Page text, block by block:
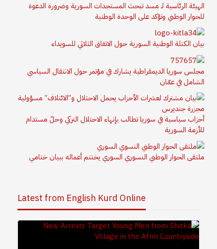
الهيئة الرئاسية لـ مسد تبحث المستجدات السورية وضرورة الدعوة
للحوار الوطني وتؤكد على الوحدة الوطنية
بيان الكتلة الوطنية السورية حول الاتفاق الثلاثي للسويداء
مجلس سوريا الديمقراطية يشارك في مؤتمر حول الانتقال السياسي
الشامل في عمّان
أحزاب سياسية في سوريا تطالب بإنهاء الاحتلال التركي وحلّ مستدام
للأزمة السورية
ملتقى الحوار الوطني النسوري السوري يختتم أعماله ببيان ختامي
Latest from English Kurd Online